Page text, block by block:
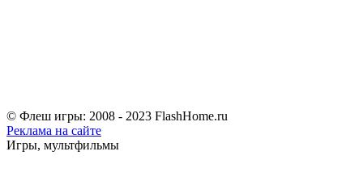
© Флеш игры: 2008 - 2023 FlashHome.ru
Реклама на сайте
Игры, мультфильмы